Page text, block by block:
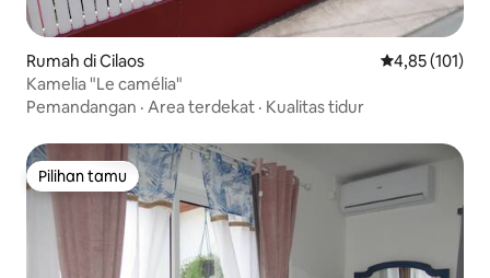
Rumah di Cilaos Nilai rata-rata
4,85 (101)
Kamelia "Le camélia"
Pemandangan · Area terdekat · Kualitas tidur
Pilihan tamu
Pilihan tamu